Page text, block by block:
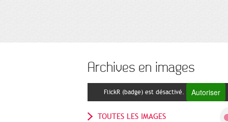
Archives en images
FlickR (badge) est désactivé. Autoriser
TOUTES LES IMAGES